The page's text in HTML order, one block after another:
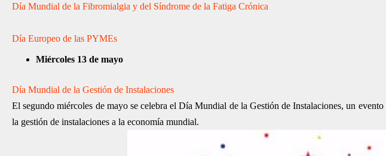
Día Mundial de la Fibromialgia y del Síndrome de la Fatiga Crónica
Día Europeo de las PYMEs
Miércoles 13 de mayo
Día Mundial de la Gestión de Instalaciones
El segundo miércoles de mayo se celebra el Día Mundial de la Gestión de Instalaciones, un
la gestión de instalaciones a la economía mundial.